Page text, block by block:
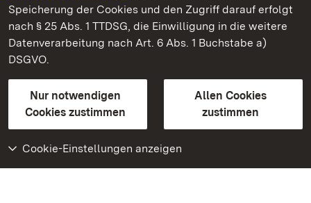
Speicherung der Cookies und den Zugriff darauf erfolgt
nach § 25 Abs. 1 TTDSG, die Einwilligung in die weitere
Datenverarbeitung nach Art. 6 Abs. 1 Buchstabe a)
DSGVO.
Nur notwendigen
Cookies zustimmen
Allen Cookies
zustimmen
Cookie-Einstellungen anzeigen
Staatliche Schlösser und Gärten Baden-Württemberg
Kontakt
GebärdenspracheLeichte Sprache
Erklärung zur Barrierefreiheit
BITV-konform (geprüfte Seiten)
Weiteres